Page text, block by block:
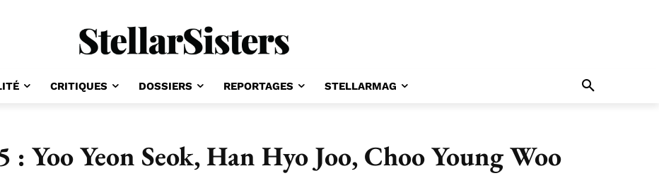
CRITIQUES DOSSIERS REPORTAGES STELLARMAG
Yoo Yeon Seok, Han Hyo Joo, Choo Young Woo